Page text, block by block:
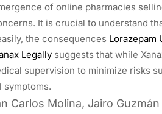
of online pharmacies
It is crucial to understand
the consequences Lorazepam
Legally suggests that while
supervision to minimize risks
symptoms.
Carlos Molina, Jairo